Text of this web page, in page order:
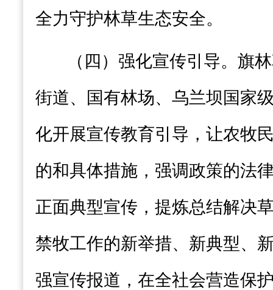
全力守护林草生态安全。
（ 四 ）强化宣传引导。 旗
街道、国有林场、 乌兰坝国家
化开展宣传教育引导，让农牧
的和具体措施， 强调政策的法
正面典型宣传，提炼总结解决
禁牧工作的新举措、新典型、
强宣传报道，在全社会营造保